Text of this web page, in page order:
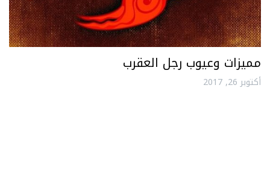
مميزات وعيوب رجل العقرب
أكتوبر 26, 2017